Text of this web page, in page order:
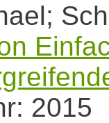
2015